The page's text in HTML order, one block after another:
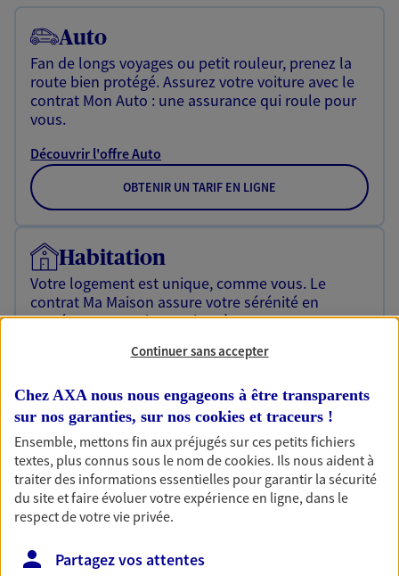
Auto
Fan de longs voyages ou petit rouleur, prenez la
route bien protégé. Assurez votre voiture avec le
contrat Mon Auto : une assurance qui roule pour
vous.
Découvrir l'offre Auto
OBTENIR UN TARIF EN LIGNE
Habitation
Votre logement est unique, comme vous. Le
contrat Ma Maison assure votre sérénité en
protégeant ce qui vous tient à coeur.
Découvrir l'offre Habitation
OBTENIR UN TARIF EN LIGNE
Garantie Accidents de la Vie
Bricoleuse, féru de jardinage, pâtissier en herbe
ou grande lectrice… personne n'est à l'abri d'un
accident du quotidien. Avec Ma Protection
revenus.
Continuer sans accepter
Chez AXA nous nous engageons à être transparents
sur nos garanties, sur nos cookies et traceurs !
Ensemble, mettons fin aux préjugés sur ces petits fichiers
textes, plus connus sous le nom decookies. Ils nous aident à
traiter des informations essentielles pour garantir la sécurité
du site et faire évoluer votre expérience en ligne, dans le
respect de votre vie privée.
Partagez vos attentes